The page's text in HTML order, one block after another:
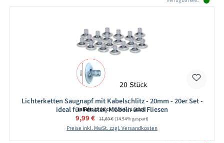
Lichterketten Saugnapf mit Kabelschlitz - 20mm - 20er Set -
ideal für Fenster, Möbeln und Fliesen
Inhalt:20 Stück(0,50 € / 1 Stück)
Verkaufspreis:
9,99 € Regulärer Preis:
11,69 €(14.54% gespart)
Preise inkl. MwSt. zzgl. Versandkosten